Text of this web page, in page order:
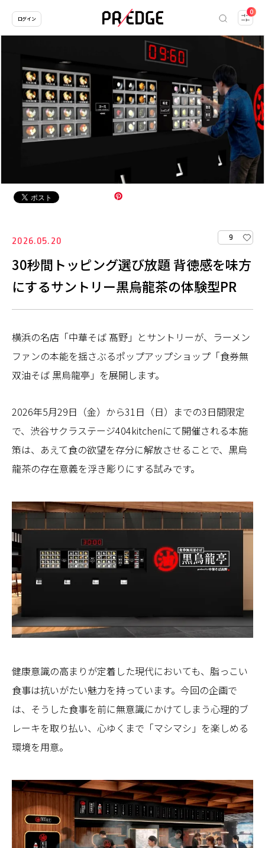
0
ログイン
2026.05.20 9
30秒間トッピング選び放題 背徳感を味方
にするサントリー黒烏龍茶の体験型PR
横浜の名店「中華そば 髙野」とサントリーが、ラーメン
ファンの本能を揺さぶるポップアップショップ「食券無
双油そば 黒烏龍亭」を展開します。
2026年5月29日（金）から31日（日）までの3日間限定
で、渋谷サクラステージ404kitchenにて開催される本施
策は、あえて食の欲望を存分に解放させることで、黒烏
龍茶の存在意義を浮き彫りにする試みです。
健康意識の高まりが定着した現代においても、脂っこい
食事は抗いがたい魅力を持っています。今回の企画で
は、そうした食事を前に無意識にかけてしまう心理的ブ
レーキを取り払い、心ゆくまで「マシマシ」を楽しめる
環境を用意。